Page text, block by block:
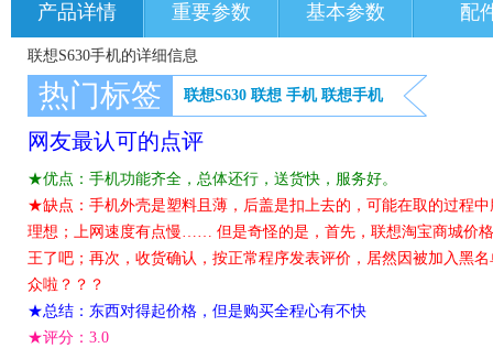
产品详情 重要参数 基本参数 配
联想S630手机的详细信息
热门标签 联想S630 联想 手机 联想手机
网友最认可的点评
★优点：手机功能齐全，总体还行，送货快，服务好。
★缺点：手机外壳是塑料且薄，后盖是扣上去的，可能在取的过程
理想；上网速度有点慢…… 但是奇怪的是，首先，联想淘宝商城价
王了吧；再次，收货确认，按正常程序发表评价，居然因被加入黑
众啦？？？
★总结：东西对得起价格，但是购买全程心有不快
★评分： 3.0